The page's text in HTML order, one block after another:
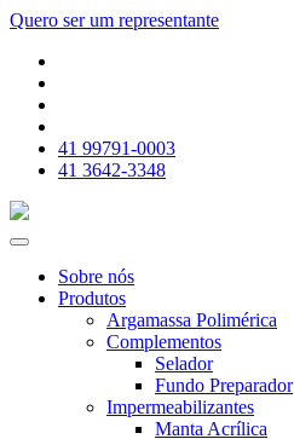
Quero ser um representante
41 99791-0003
41 3642-3348
Sobre nós
Produtos
Argamassa Polimérica
Complementos
Selador
Fundo Preparador
Impermeabilizantes
Manta Acrílica